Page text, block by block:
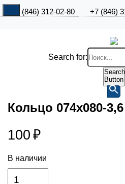
+7 (846) 312-02-80 +7 (846)
Search for:
Search
Button
Кольцо 074х080-
100 ₽
В наличии